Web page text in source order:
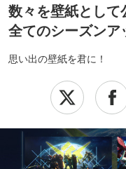
数々を壁紙とし
全てのシーズンア
思い出の壁紙を君に！